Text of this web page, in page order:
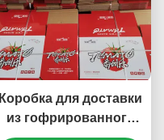
Коробка для доставки
из гофрированного
картона с печатью